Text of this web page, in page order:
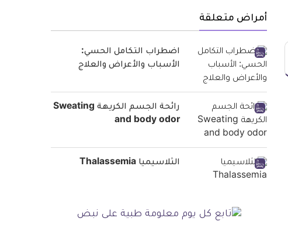
أمراض متعلقة
اضطراب التكامل الحسي:
الأسباب والأعراض والعلاج
رائحة الجسم الكريهة Sweating
and body odor
الثلاسيميا Thalassemia